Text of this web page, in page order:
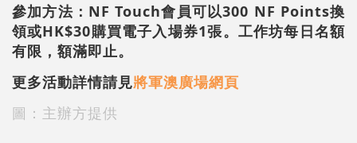
參加方法：NF Touch會員可以300 NF Points換
領或HK$30購買電子入場券1張。工作坊每日名額
有限，額滿即止。
更多活動詳情請見將軍澳廣場網頁
圖：主辦方提供